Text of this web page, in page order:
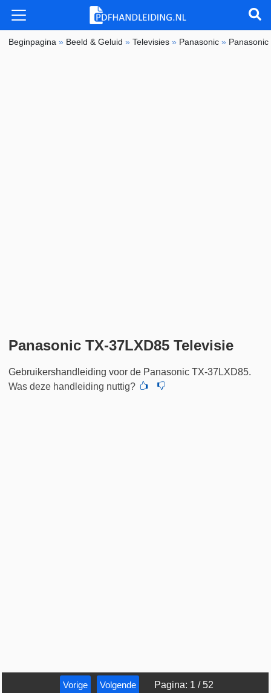
Beginpagina » Beeld & Geluid »Televisies » Panasonic »
Panasonic TX-37LXD85 Televisie
Gebruikershandleiding voor de Panasonic TX-37LXD85.
Was deze handleiding nuttig?
Vorige Volgende Pagina: 1 /52